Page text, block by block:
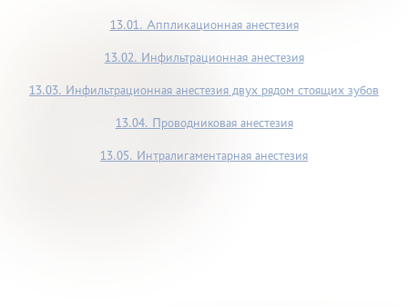
13.01. Аппликационная анестезия
13.02. Инфильтрационная анестезия
13.03. Инфильтрационная анестезия двух рядом стоящих зубов
13.04. Проводниковая анестезия
13.05. Интралигаментарная анестезия